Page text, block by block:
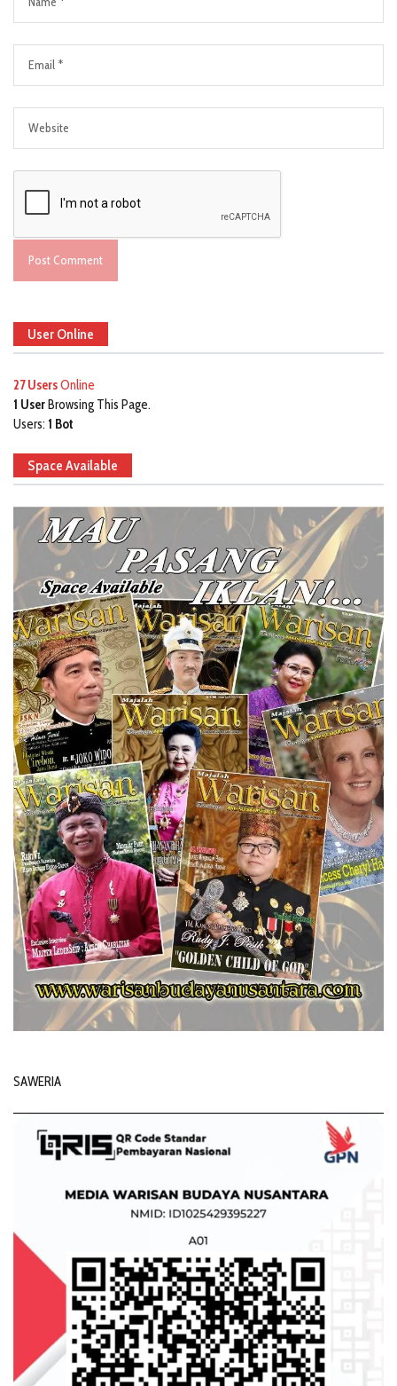
User Online
27 UsersOnline
1 UserBrowsing This Page.
Users: 1 Bot
Space Available
SAWERIA